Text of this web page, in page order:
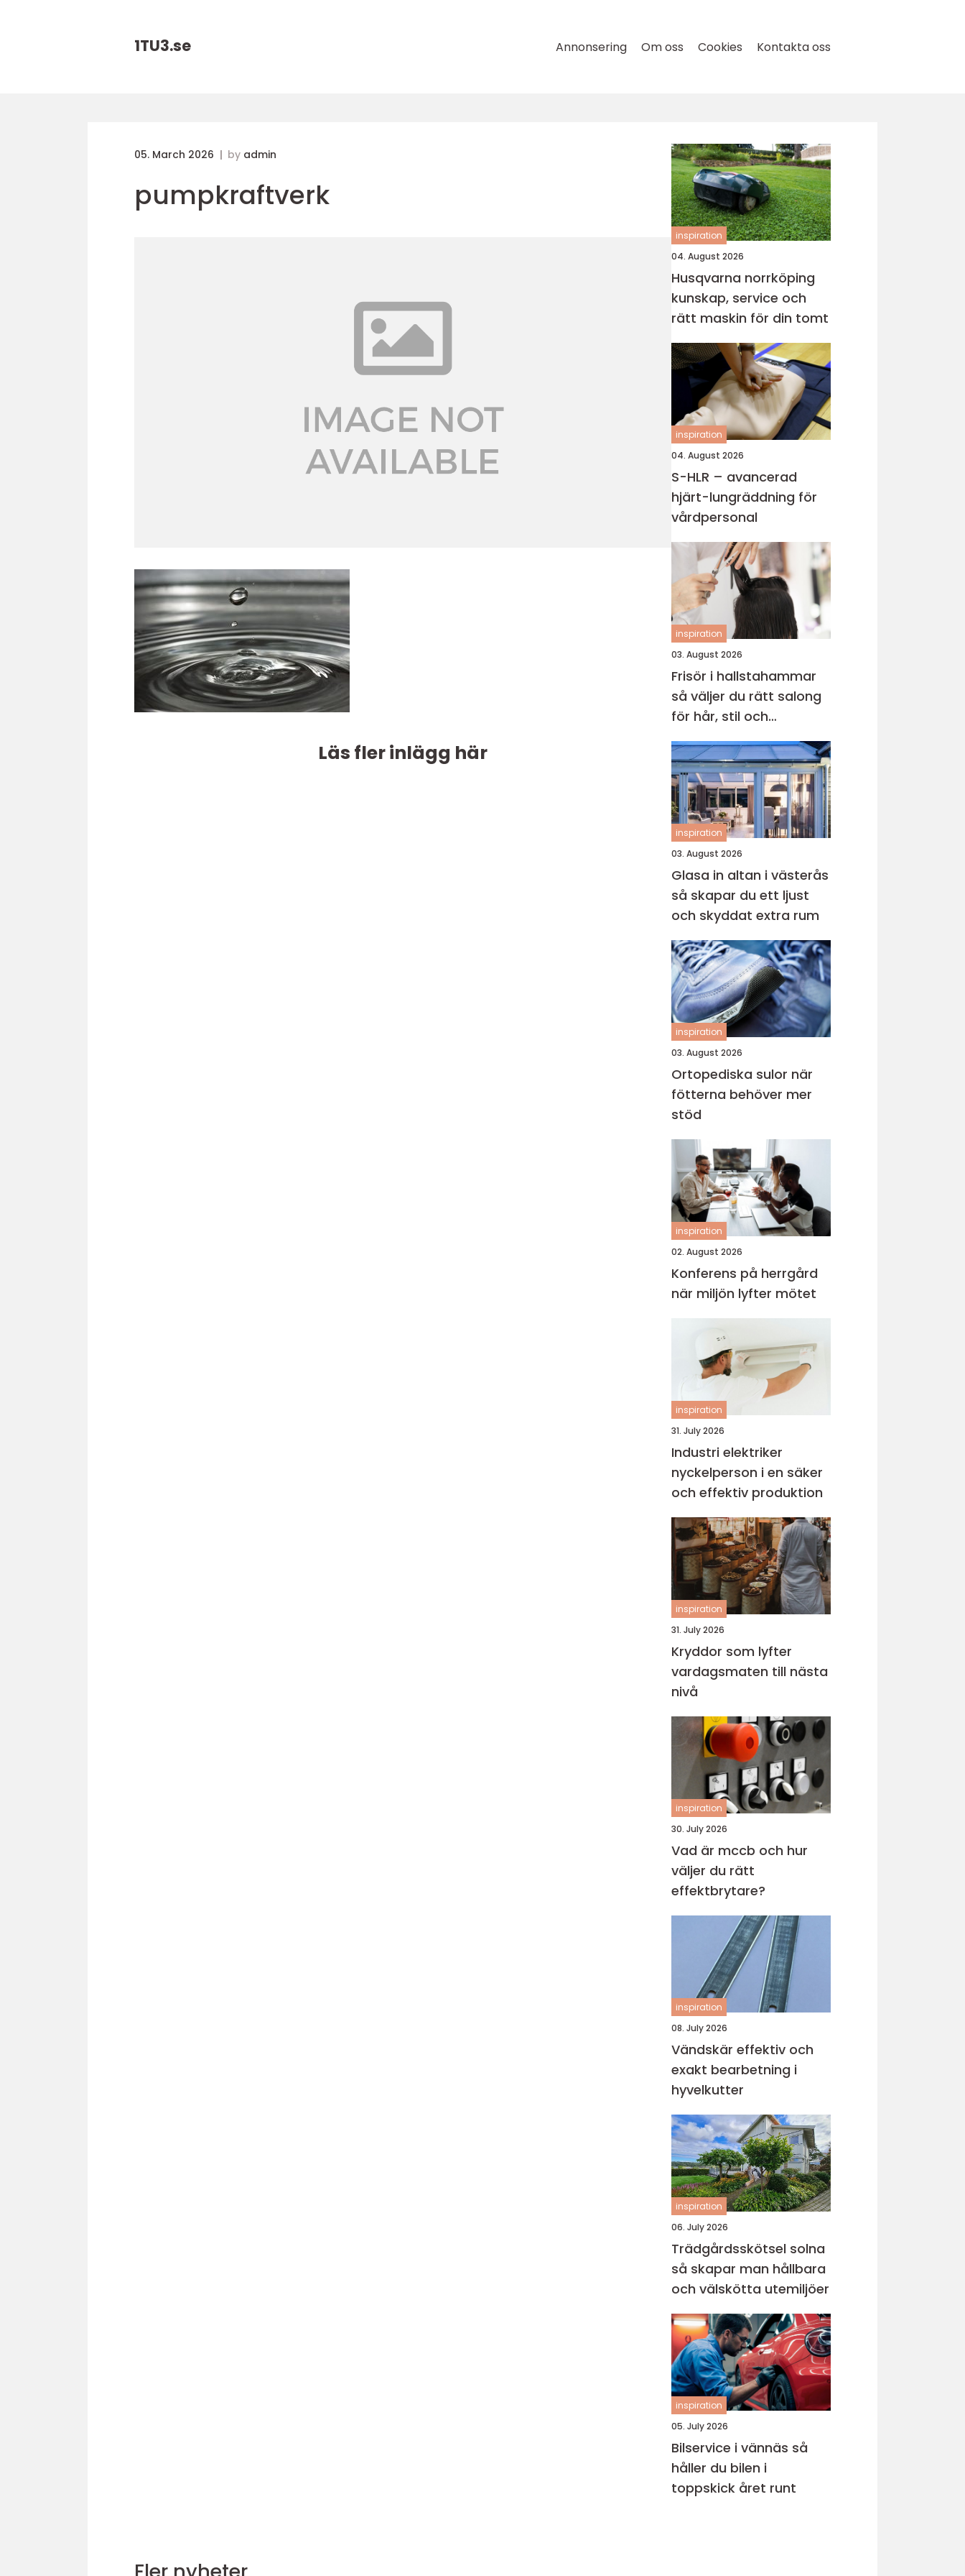
1TU3.se Annonsering Om oss Cookies Kontakta oss
05. March 2026 by admin
pumpkraftverk
Läs fler inlägg här
inspiration
04. August 2026
Husqvarna norrköping
kunskap, service och
rätt maskin för din tomt
inspiration
04. August 2026
S-HLR – avancerad
hjärt-lungräddning för
vårdpersonal
inspiration
03. August 2026
Frisör i hallstahammar
så väljer du rätt salong
för hår, stil och
välmående
inspiration
03. August 2026
Glasa in altan i västerås
så skapar du ett ljust
och skyddat extra rum
inspiration
03. August 2026
Ortopediska sulor när
fötterna behöver mer
stöd
inspiration
02. August 2026
Konferens på herrgård
när miljön lyfter mötet
inspiration
31. July 2026
Industri elektriker
nyckelperson i en säker
och effektiv produktion
inspiration
31. July 2026
Kryddor som lyfter
vardagsmaten till nästa
nivå
inspiration
30. July 2026
Vad är mccb och hur
väljer du rätt
effektbrytare?
inspiration
08. July 2026
Vändskär effektiv och
exakt bearbetning i
hyvelkutter
inspiration
06. July 2026
Trädgårdsskötsel solna
så skapar man hållbara
och välskötta utemiljöer
inspiration
05. July 2026
Bilservice i vännäs så
håller du bilen i
toppskick året runt